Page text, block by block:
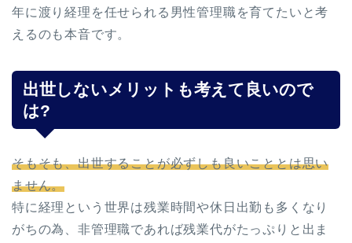
年に渡り経理を任せられる男性管理職を育てたいと考
えるのも本音です。
出世しないメリットも考えて良いので
は?
そもそも、出世することが必ずしも良いこととは思い
ません。
特に経理という世界は残業時間や休日出勤も多くなり
がちの為、非管理職であれば残業代がたっぷりと出ま